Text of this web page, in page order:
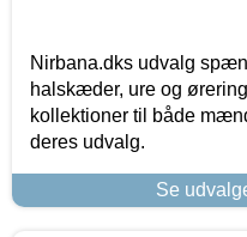
Nirbana.dks udvalg
halskæder, ure og
kollektioner til både
deres udvalg.
Se